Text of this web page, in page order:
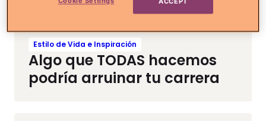
Estilo de Vida e Inspiración
Algo que TODAS hacemos
podría arruinar tu carrera